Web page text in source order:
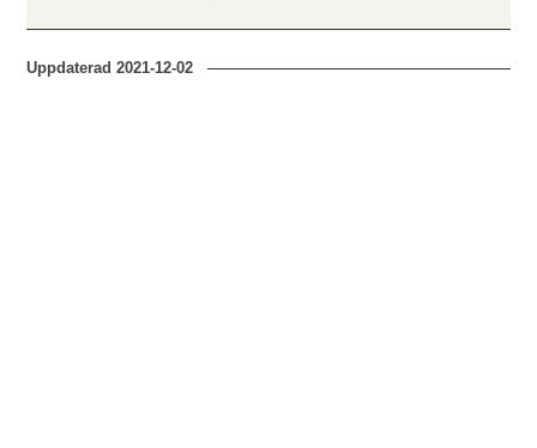
Uppdaterad2021-12-02